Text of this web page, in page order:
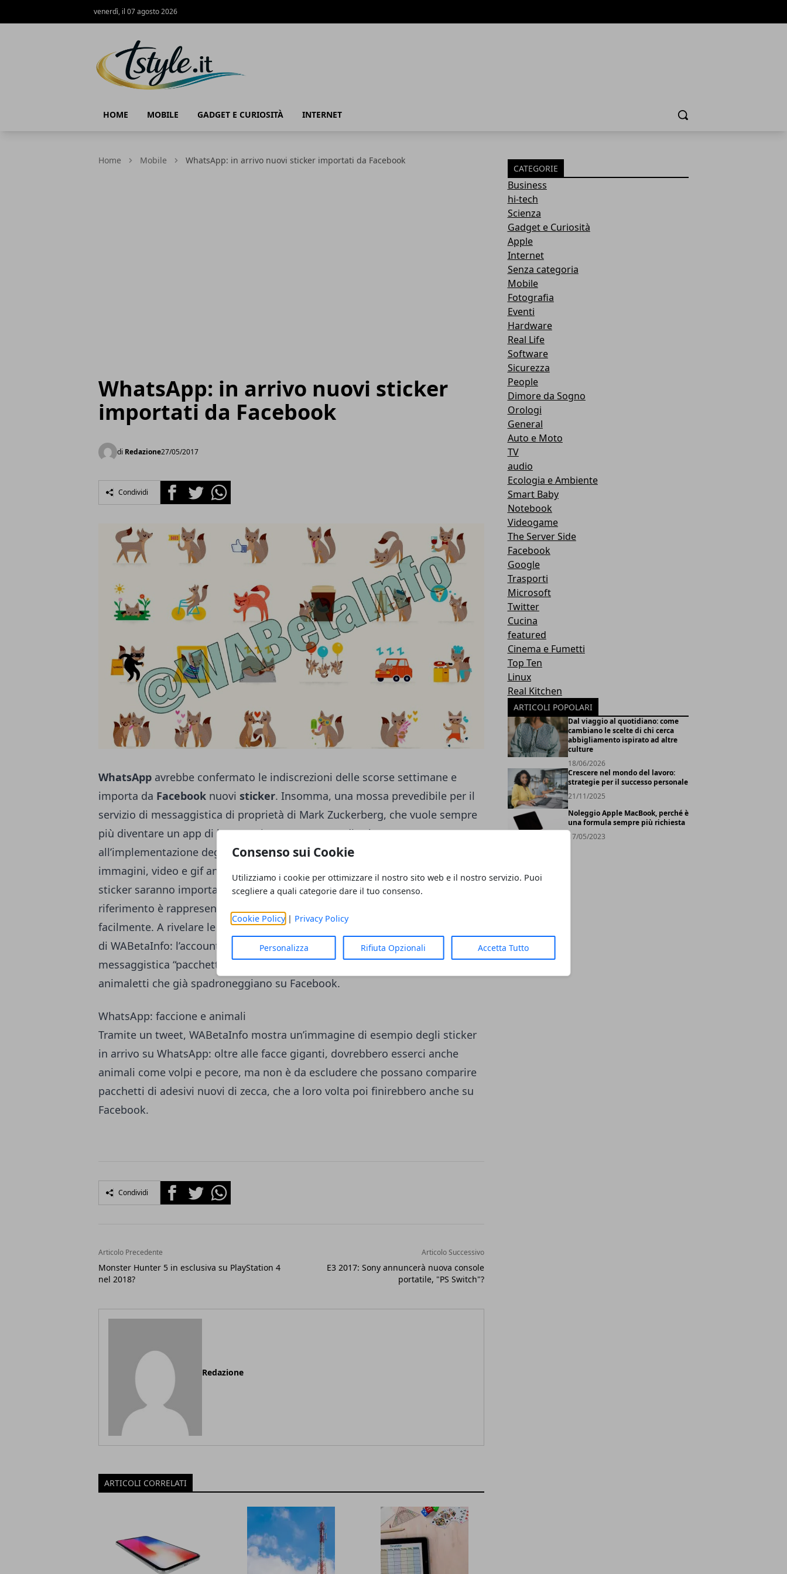
Consenso sui Cookie
Utilizziamo i cookie per ottimizzare il nostro sito web e il nostro servizio. Puoi
scegliere a quali categorie dare il tuo consenso.
Cookie Policy| Privacy Policy
Personalizza Rifiuta Opzionali Accetta Tutto
venerdì, il 07 agosto 2026
HOME MOBILE GADGET E CURIOSITÀ INTERNET Cerca
Home Mobile WhatsApp: in arrivo nuovi sticker importati da Facebook
WhatsApp: in arrivo nuovi sticker
importati da Facebook
di Redazione27/05/2017
Condividi FacebookTwitterWhatsapp
WhatsApp avrebbe confermato le indiscrezioni delle scorse settimane e
importa da Facebook nuovi sticker. Insomma, una mossa prevedibile per il
servizio di messaggistica di proprietà di Mark Zuckerberg, che vuole sempre
più diventare un app di intrattenimento a 360 gradi. Oltre
all’implementazione degli sticker, saranno aggiunti a WhatsApp filtri per le
immagini, video e gif animate. Non è ancora chiaro quali categorie di
sticker saranno importati nell’app di messaggistica, ma se il modello di
riferimento è rappresentato da Facebook, un’idea ce la possiamo fare assai
facilmente. A rivelare le ultime novità in arrivo su WhatsApp è stato lo staff
di WABetaInfo: l’account social sostiene che presto arriveranno sull’app di
messaggistica “pacchetti di adesivi” che avranno come protagonisti gli
animaletti che già spadroneggiano su Facebook.
WhatsApp: faccione e animali
Tramite un tweet, WABetaInfo mostra un’immagine di esempio degli sticker
in arrivo su WhatsApp: oltre alle facce giganti, dovrebbero esserci anche
animali come volpi e pecore, ma non è da escludere che possano comparire
pacchetti di adesivi nuovi di zecca, che a loro volta poi finirebbero anche su
Facebook.
Condividi FacebookTwitterWhatsapp
Articolo Precedente
Monster Hunter 5 in esclusiva su PlayStation 4
nel 2018?
Articolo Successivo
E3 2017: Sony annuncerà nuova console
portatile, "PS Switch"?
Redazione
ARTICOLI CORRELATI
CATEGORIE
Business
hi-tech
Scienza
Gadget e Curiosità
Apple
Internet
Senza categoria
Mobile
Fotografia
Eventi
Hardware
Real Life
Software
Sicurezza
People
Dimore da Sogno
Orologi
General
Auto e Moto
TV
audio
Ecologia e Ambiente
Smart Baby
Notebook
Videogame
The Server Side
Facebook
Google
Trasporti
Microsoft
Twitter
Cucina
featured
Cinema e Fumetti
Top Ten
Linux
Real Kitchen
ARTICOLI POPOLARI
Dal viaggio al quotidiano: come
cambiano le scelte di chi cerca
abbigliamento ispirato ad altre
culture
18/06/2026
Crescere nel mondo del lavoro:
strategie per il successo personale
21/11/2025
Noleggio Apple MacBook, perché è
una formula sempre più richiesta
17/05/2023